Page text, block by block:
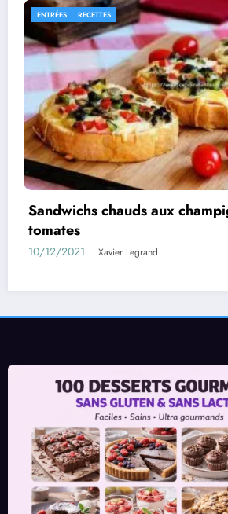
PLATS RECETTES
Aubergines farcies au
05/08/2021